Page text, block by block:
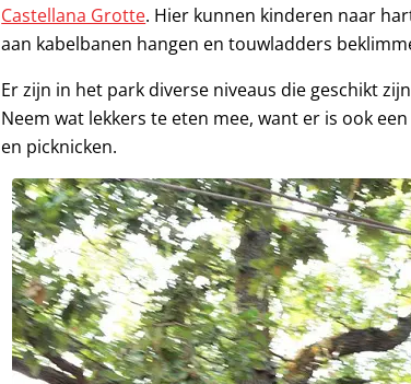
Castellana Grotte. Hier kunnen kinderen naar
aan kabelbanen hangen en touwladders
Er zijn in het park diverse niveaus die geschikt
Neem wat lekkers te eten mee, want er is ook
en picknicken.